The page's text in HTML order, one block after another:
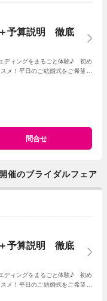
＋予算説明 徹底
ディングをまるごと体験♪ 初め
メ！平日のご結婚式をご希望の
問合せ
のブライダルフェア
＋予算説明 徹底
ディングをまるごと体験♪ 初め
メ！平日のご結婚式をご希望の